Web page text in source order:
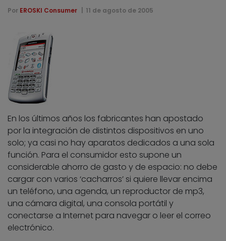
Por EROSKI Consumer 11 de agosto de 2005
En los últimos años los fabricantes han apostado
por la integración de distintos dispositivos en uno
solo; ya casi no hay aparatos dedicados a una sola
función. Para el consumidor esto supone un
considerable ahorro de gasto y de espacio: no debe
cargar con varios ‘cacharros’ si quiere llevar encima
un teléfono, una agenda, un reproductor de mp3,
una cámara digital, una consola portátil y
conectarse a Internet para navegar o leer el correo
electrónico.